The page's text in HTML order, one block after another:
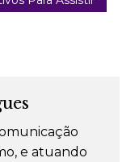
e atuando